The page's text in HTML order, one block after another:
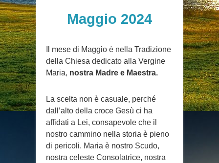
Maggio 2024
Il mese di Maggio è nella Tradizione
della Chiesa dedicato alla Vergine
Maria, nostra Madre e Maestra.
La scelta non è casuale, perché
dall’alto della croce Gesù ci ha
affidati a Lei, consapevole che il
nostro cammino nella storia è pieno
di pericoli. Maria è nostro Scudo,
nostra celeste Consolatrice, nostra